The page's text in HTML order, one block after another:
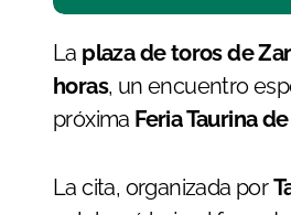
La plaza de toros de
horas, un encuentro
próxima Feria Taurina
La cita, organizada por